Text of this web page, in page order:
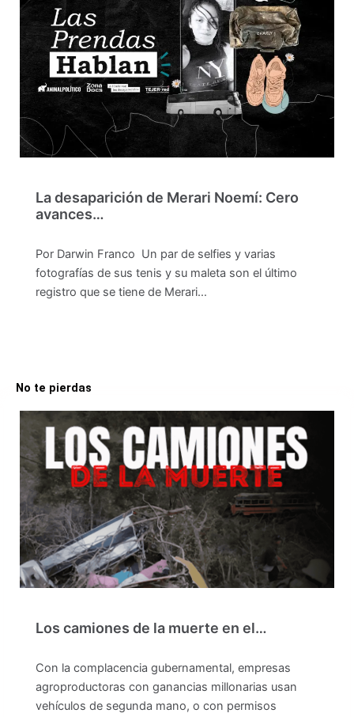
La desaparición de Merari Noemí: Cero
avances…
Por Darwin Franco Un par de selfies y varias
fotografías de sus tenis y su maleta son el último
registro que se tiene de Merari…
No te pierdas
Los camiones de la muerte en el…
Con la complacencia gubernamental, empresas
agroproductoras con ganancias millonarias usan
vehículos de segunda mano, o con permisos